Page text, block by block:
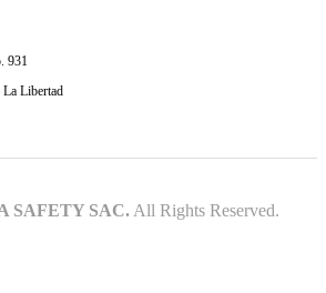
931
Libertad
SAFETY SAC. All Rights Reserved.